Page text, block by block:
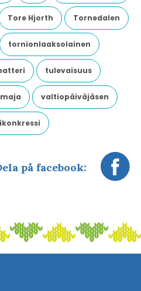
Tore Hjorth Tornedalen
tornionlaaksolainen
tulevaisuus
valtiopäiväjäsen
på facebook: